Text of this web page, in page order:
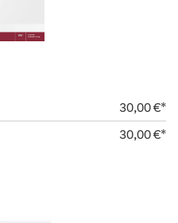
30,00 €*
30,00 €*